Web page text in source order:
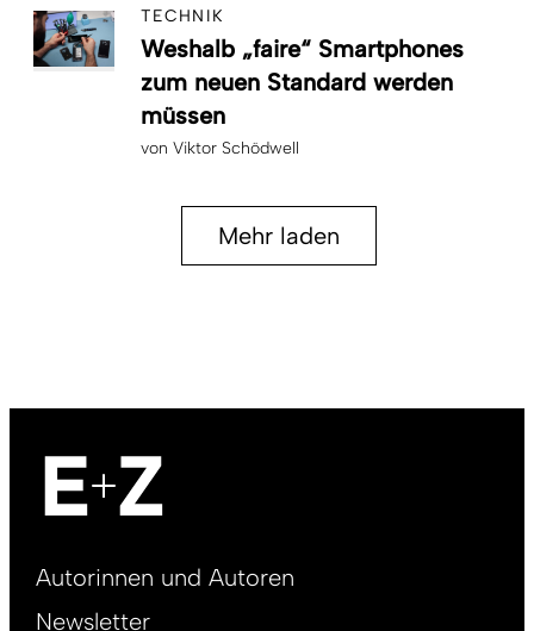
TECHNIK
Weshalb „faire“ Smartphones
zum neuen Standard werden
müssen
von Viktor Schödwell
Mehr laden
Footer
DE
Autorinnen und Autoren
Newsletter